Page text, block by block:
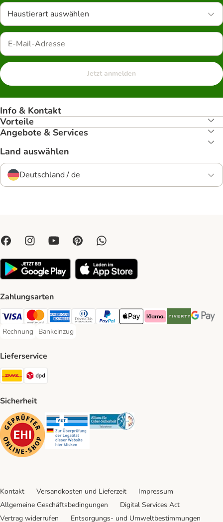
Haustierart auswählen
Jetzt anmelden
Info & Kontakt
Vorteile
Angebote & Services
Land auswählen
Deutschland / de
Zahlungsarten
Visa Payment Method
Mastercard Payment Method
American Express Payment Method
Diners Club Payment Method
PayPal Payment Method
Apple Pay Payment Method
Klarna Payment Method
Riverty Payment
Google
Rechnung
Rechnung Payment Method
Bankeinzug
Bankeinzug Payment Method
Lieferservice
DHL Shipping Method
Sicherheit
Security Security Security
Kontakt Versandkosten und Lieferzeit
Impressum
Allgemeine Geschäftsbedingungen
Digital Services Act
Vertrag widerrufen
Entsorgungs- und Umweltbestimmungen